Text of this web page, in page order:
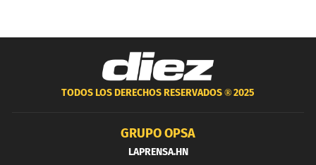
TODOS LOS DERECHOS RESERVADOS ®2025
GRUPO OPSA
LAPRENSA.HN